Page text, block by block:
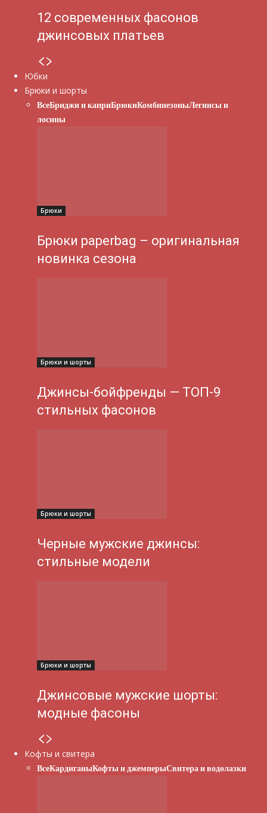
12 современных фасонов
джинсовых платьев
Юбки
Брюки и шорты
ВсеБриджи и каприБрюкиКомбинезоныЛегинсы и
лосины
Брюки
Брюки paperbag – оригинальная
новинка сезона
Брюки и шорты
Джинсы-бойфренды — ТОП-9
стильных фасонов
Брюки и шорты
Черные мужские джинсы:
стильные модели
Брюки и шорты
Джинсовые мужские шорты:
модные фасоны
Кофты и свитера
ВсеКардиганыКофты и джемперыСвитера и водолазки